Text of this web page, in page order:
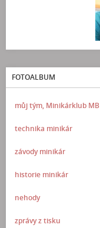
FOTOALBUM
můj tým, Minikárklub MB
technika minikár
závody minikár
historie minikár
nehody
zprávy z tisku